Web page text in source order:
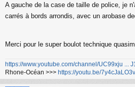
n
l
A gauche de la case de taille de police, je
carrés à bords arrondis, avec un arobase
Merci pour le super boulot technique
https://www.youtube.com/channel/UC99xju ...
Rhone-Océan >>> https://youtu.be/